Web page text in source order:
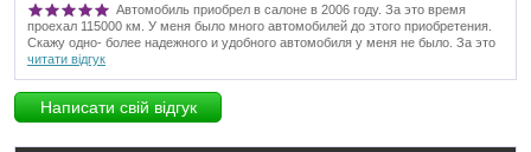
Автомобиль приобрел в салоне в 2006 году. За это время
проехал 115000 км. У меня было много автомобилей до этого приобретения.
Скажу одно- более надежного и удобного автомобиля у меня не было. За это
читати відгук
Написати свій відгук